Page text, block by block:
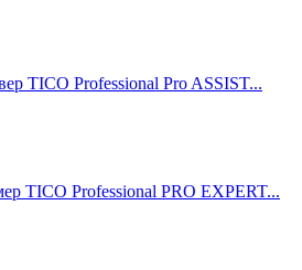
TICO Professional Pro ASSIST...
TICO Professional PRO EXPERT...